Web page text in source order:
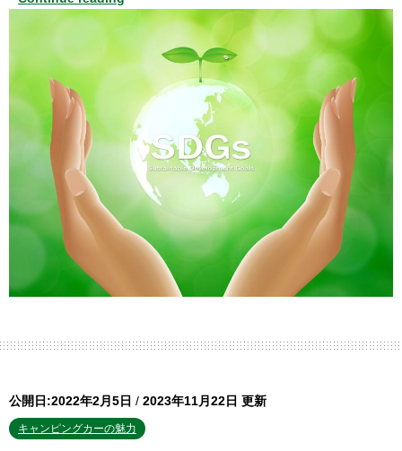
公開日:2022年2月5日 / 2023年11月22日 更新
キャンピングカーの魅力